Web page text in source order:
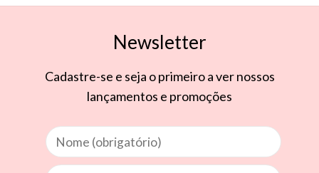
Newsletter
Cadastre-se e seja o primeiro a ver nossos
lançamentos e promoções